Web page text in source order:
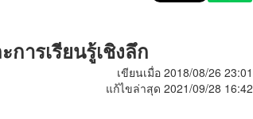
ารเรียนรู้เชิงลึก
เขียนเมื่อ 2018/08/26 23:01
แก้ไขล่าสุด 2021/09/28 16:42